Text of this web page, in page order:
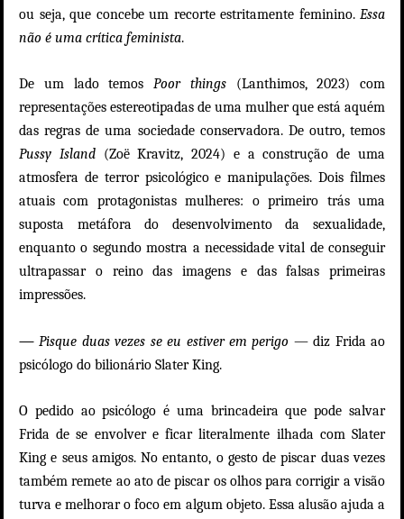
ou seja, que concebe um recorte estritamente feminino. Essa
não é uma crítica feminista.
De um lado temos Poor things(Lanthimos, 2023)
com
representações estereotipadas de uma mulher que está aquém
das regras de uma sociedade conservadora. De outro, temos
Pussy Island (Zoë Kravitz, 2024) e a construção de uma
atmosfera de terror psicológico e manipulações. Dois filmes
atuais com protagonistas mulheres: o primeiro trás uma
suposta metáfora do desenvolvimento da sexualidade,
enquanto o segundo mostra a necessidade vital de conseguir
ultrapassar o reino das imagens e das falsas primeiras
impressões.
— Pisque duas vezes se eu estiver em perigo — diz Frida ao
psicólogo do bilionário Slater King.
O pedido ao psicólogo é uma brincadeira que pode salvar
Frida de se envolver e ficar literalmente ilhada com Slater
King e seus amigos. No entanto, o gesto de piscar duas vezes
também remete ao ato de piscar os olhos para corrigir a visão
turva e melhorar o foco em algum objeto. Essa alusão ajuda a